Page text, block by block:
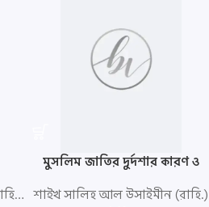
শাইখ নাসিরুদ্দিন আলবানি (রাহি.), শাইখ বিন বায (রাহি.),শাইখ
মুসলিম জাতির দুর্দশার কারণ ও
শাইখ সালিহ আল উসাইমীন (রাহি.)